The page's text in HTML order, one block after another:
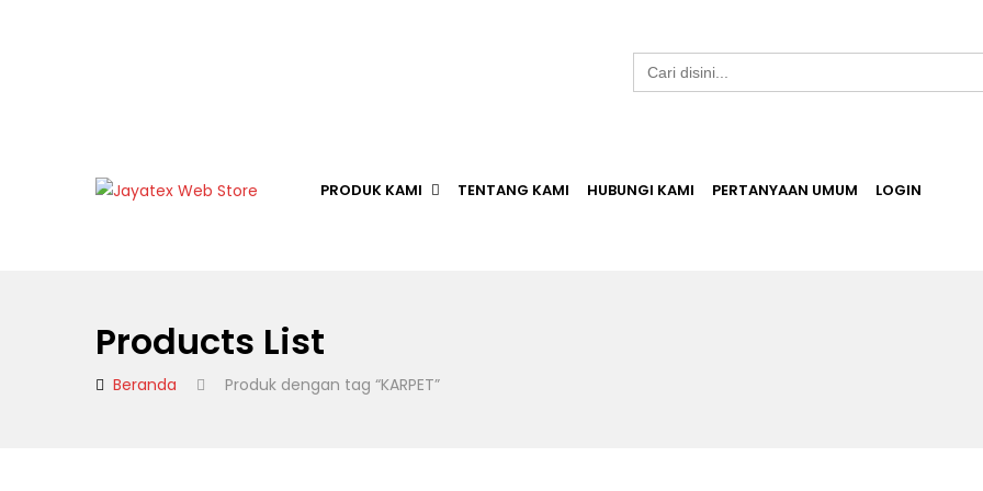
Search
for:
PRODUK KAMI TENTANG KAMI HUBUNGI KAMI PERTANYAAN UMUM LOGIN
Products List
Beranda Produk dengan tag “KARPET”